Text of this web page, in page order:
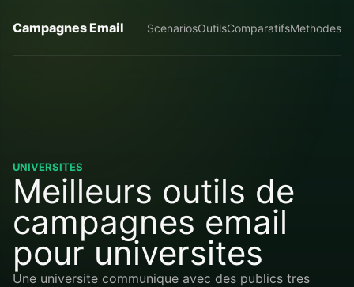
Campagnes Email ScenariosOutilsComparatifsMethodes
UNIVERSITES
Meilleurs outils de
campagnes email
pour universites
Une universite communique avec des publics tres